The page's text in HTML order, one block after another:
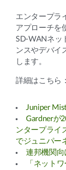
エンタープラ
アプローチを
SD-WANネッ
ンスやデバイ
します。
詳細はこちら：
Juniper
Gardnerが
ンタープライ
でジュニパー
連邦機関
「ネット